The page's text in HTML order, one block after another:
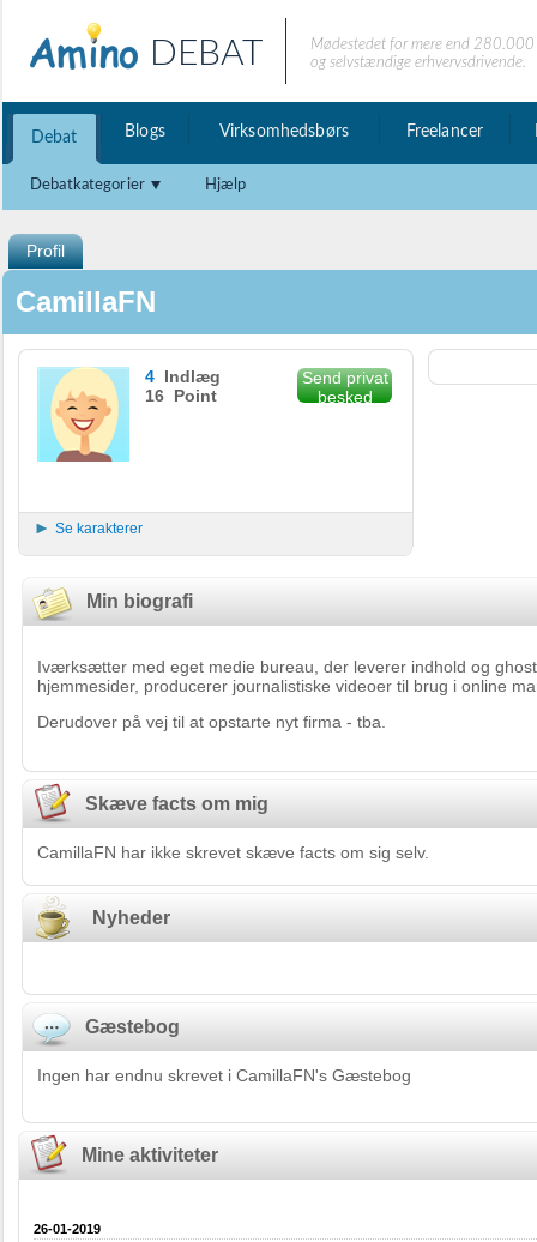
DEBAT
Mødestedet for mere end
og selvstændige erhvervsdrivende.
Debat Blogs Virksomhedsbørs Freelancer
Debatkategorier Hjælp
Profil
CamillaFN
4 Indlæg
16 Point
Send privat
besked
Se karakterer
Min biografi
Iværksætter med eget medie bureau, der leverer indhold og
hjemmesider, producerer journalistiske videoer til brug i online
Derudover på vej til at opstarte nyt firma - tba.
Skæve facts om mig
CamillaFN har ikke skrevet skæve facts om sig selv.
Nyheder
Gæstebog
Ingen har endnu skrevet i CamillaFN's Gæstebog
Mine aktiviteter
26-01-2019